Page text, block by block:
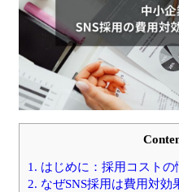
1. はじめに：採用コストの
2. なぜSNS採用は費用対効